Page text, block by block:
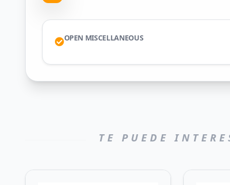
OPEN MISCELLANEOUS
TE PUEDE